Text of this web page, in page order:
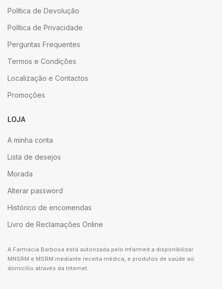
Política de Devolução
Política de Privacidade
Perguntas Frequentes
Termos e Condições
Localização e Contactos
Promoções
LOJA
A minha conta
Lista de desejos
Morada
Alterar password
Histórico de encomendas
Livro de Reclamações Online
A Farmácia Barbosa está autorizada pelo Infarmed a disponibilizar
MNSRM e MSRM mediante receita médica, e produtos de saúde ao
domicílio através da Internet.